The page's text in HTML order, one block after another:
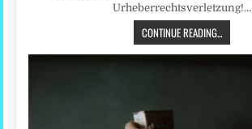
Urheberrechtsverletzung!…
CONTINUE READING...